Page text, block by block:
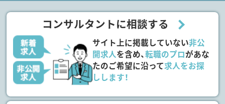
コンサルタントに相談する
サイト上に掲載していない非公
開求人を含め、転職のプロがあな
たのご希望に沿って求人をお探
しします！